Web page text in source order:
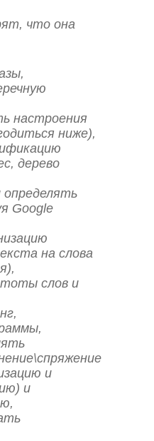
что она
настроения
ниже),
дерево
определять
Google
на слова
слов и
и
и